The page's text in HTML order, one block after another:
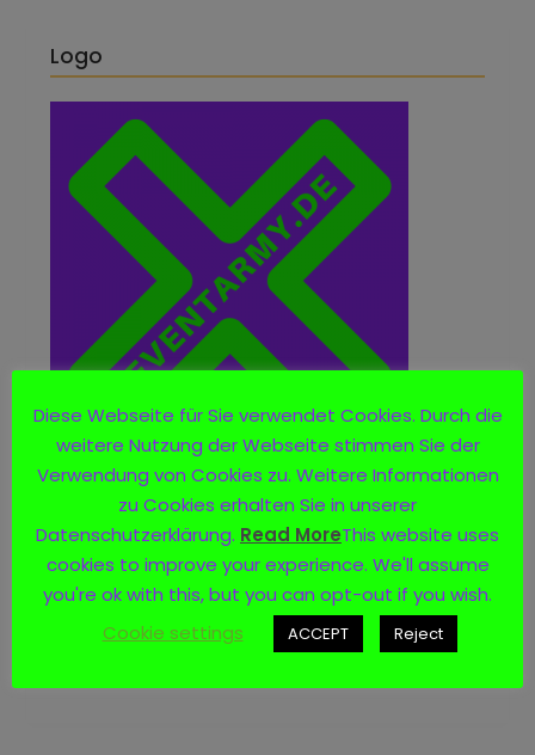
Logo
Social Media
Diese Webseite für Sie verwendet Cookies. Durch die
weitere Nutzung der Webseite stimmen Sie der
Verwendung von Cookies zu. Weitere Informationen
zu Cookies erhalten Sie in unserer
Datenschutzerklärung. Read MoreThis website uses
cookies to improve your experience. We'll assume
you're ok with this, but you can opt-out if you wish.
Cookie settings
ACCEPT Reject